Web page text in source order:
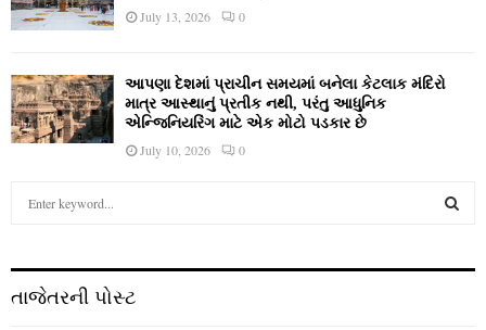
July 13, 2026 0
આપણા દેશમાં પ્રાચીન સમયમાં બનેલા કેટલાક મંદિરો
માત્ર આસ્થાનું પ્રતીક નથી, પરંતુ આધુનિક
એન્જિનિયરિંગ માટે એક મોટો પડકાર છે
July 10, 2026 0
hતાજેતરની પોસ્ટ